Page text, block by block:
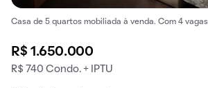
Casa de 5 quartos mobiliada à venda. Com 4
R$ 1.650.000
R$ 740 Condo. + IPTU